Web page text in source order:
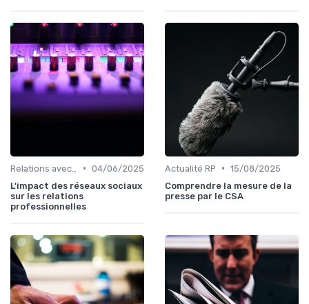
• 04/06/2025
L'impact des réseaux sociaux
sur les relations
professionnelles
Actualité RP • 15/08/2025
Comprendre la mesure de la
presse par le CSA